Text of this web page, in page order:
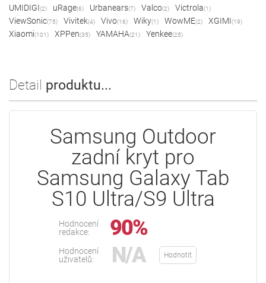
UMIDIGI(2) uRage(6) Urbanears(7) Valco(2) Victrola(1)
ViewSonic(75) Vivitek(4) Vivo(16) Wiky(1) WowME(2) XGIMI(19)
Xiaomi(101) XPPen(35) YAMAHA(21) Yenkee(25)
Detail produktu...
Samsung Outdoor
zadní kryt pro
Samsung Galaxy Tab
S10 Ultra/S9 Ultra
Hodnocení
redakce:
90%
Hodnocení
uživatelů:
N/A Hodnotit